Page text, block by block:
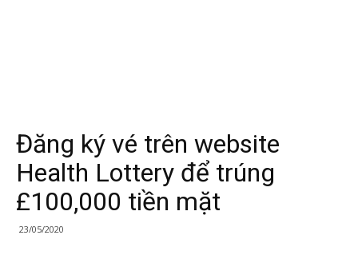
Đăng ký vé trên website
Health Lottery để trúng
£100,000 tiền mặt
23/05/2020